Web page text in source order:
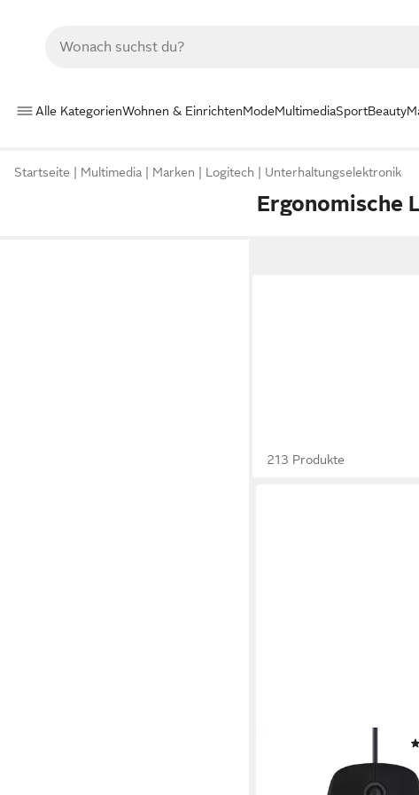
Alle KategorienWohnen & EinrichtenModeMultimediaSportBeauty
Startseite Multimedia Marken Logitech Unterhaltungselektronik
Ergonomische
213 Produkte